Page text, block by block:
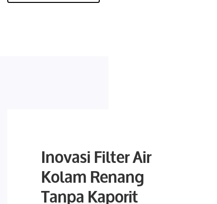
Inovasi Filter Air
Kolam Renang
Tanpa Kaporit